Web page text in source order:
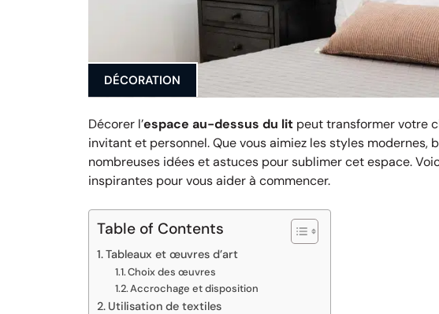
DÉCORATION
Décorer l’espace au-dessus du lit peut transformer votre
invitant et personnel. Que vous aimiez les styles modernes,
nombreuses idées et astuces pour sublimer cet espace.
inspirantes pour vous aider à commencer.
Table of Contents
Tableaux et œuvres d’art
Choix des œuvres
Accrochage et disposition
Utilisation de textiles